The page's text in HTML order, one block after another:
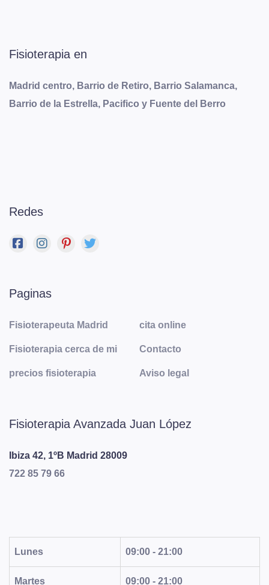
Fisioterapia en
Madrid centro, Barrio de Retiro, Barrio Salamanca,
Barrio de la Estrella, Pacifico y Fuente del Berro
Redes
Paginas
Fisioterapeuta Madrid
Fisioterapia cerca de mi
precios fisioterapia
cita online
Contacto
Aviso legal
Fisioterapia Avanzada Juan López
Ibiza 42, 1ºB Madrid 28009
722 85 79 66
Lunes 09:00 - 21:00
Martes 09:00 - 21:00